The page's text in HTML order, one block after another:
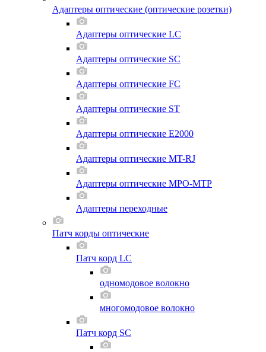
Адаптеры оптические (оптические розетки)
Адаптеры оптические LC
Адаптеры оптические SC
Адаптеры оптические FC
Адаптеры оптические ST
Адаптеры оптические E2000
Адаптеры оптические MT-RJ
Адаптеры оптические MPO-MTP
Адаптеры переходные
Патч корды оптические
Патч корд LC
одномодовое волокно
многомодовое волокно
Патч корд SC